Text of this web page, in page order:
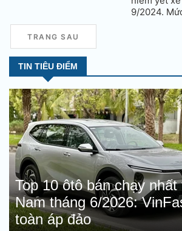
9/2024.
TRANG SAU
TIN TIÊU ĐIỂM
Top 10 ôtô bán chạy nhất
Nam tháng 6/2026:
toàn áp đảo